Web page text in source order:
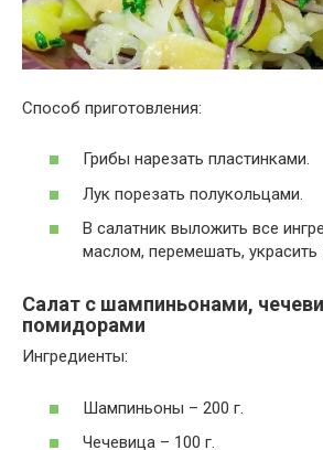
Способ приготовления:
Грибы нарезать пластинками.
Лук порезать полукольцами.
В салатник выложить все
маслом, перемешать, украсить
Салат с шампиньонами,
помидорами
Ингредиенты:
Шампиньоны – 200 г.
Чечевица – 100 г.